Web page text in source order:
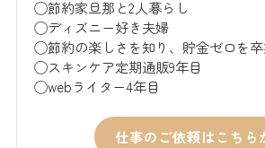
◯節約家旦那と2人暮らし
◯ディズニー好き夫婦
◯節約の楽しさを知り、貯金ゼロを卒
◯スキンケア定期通販9年目
◯webライター4年目
仕事のご依頼はこちら